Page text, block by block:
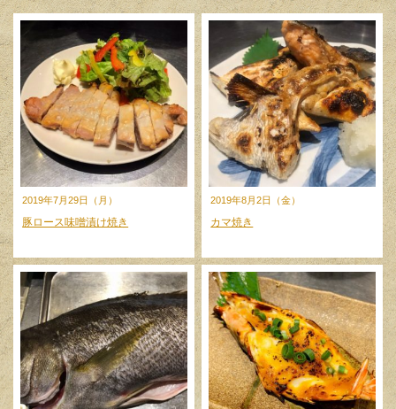
2019年7月29日（月）
豚ロース味噌漬け焼き
2019年8月2日（金）
カマ焼き